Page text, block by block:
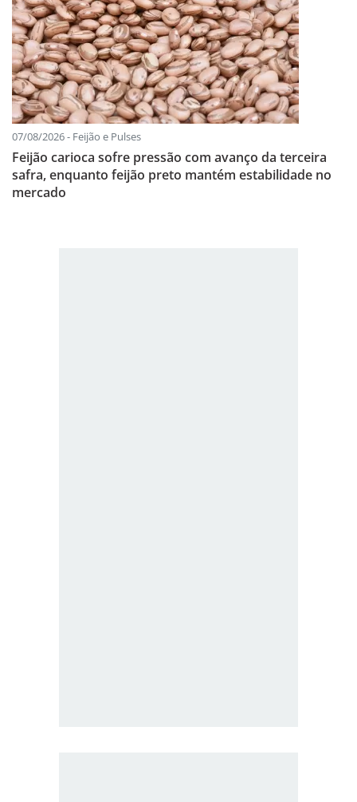
07/08/2026 - Feijão e Pulses
Feijão carioca sofre pressão com avanço da terceira
safra, enquanto feijão preto mantém estabilidade no
mercado